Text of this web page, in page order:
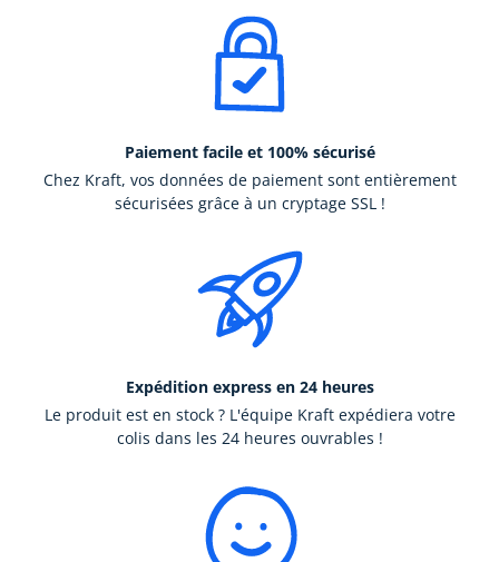
Paiement facile et 100% sécurisé
Chez Kraft, vos données de paiement sont entièrement
sécurisées grâce à un cryptage SSL !
Expédition express en 24 heures
Le produit est en stock ? L'équipe Kraft expédiera votre
colis dans les 24 heures ouvrables !